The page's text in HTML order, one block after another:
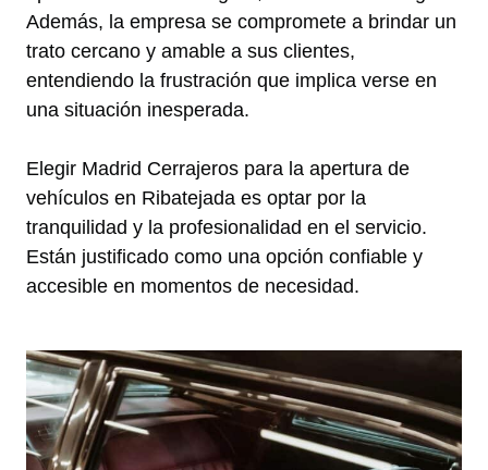
Además, la empresa se compromete a brindar un
trato cercano y amable a sus clientes,
entendiendo la frustración que implica verse en
una situación inesperada.
Elegir Madrid Cerrajeros para la apertura de
vehículos en Ribatejada es optar por la
tranquilidad y la profesionalidad en el servicio.
Están justificado como una opción confiable y
accesible en momentos de necesidad.